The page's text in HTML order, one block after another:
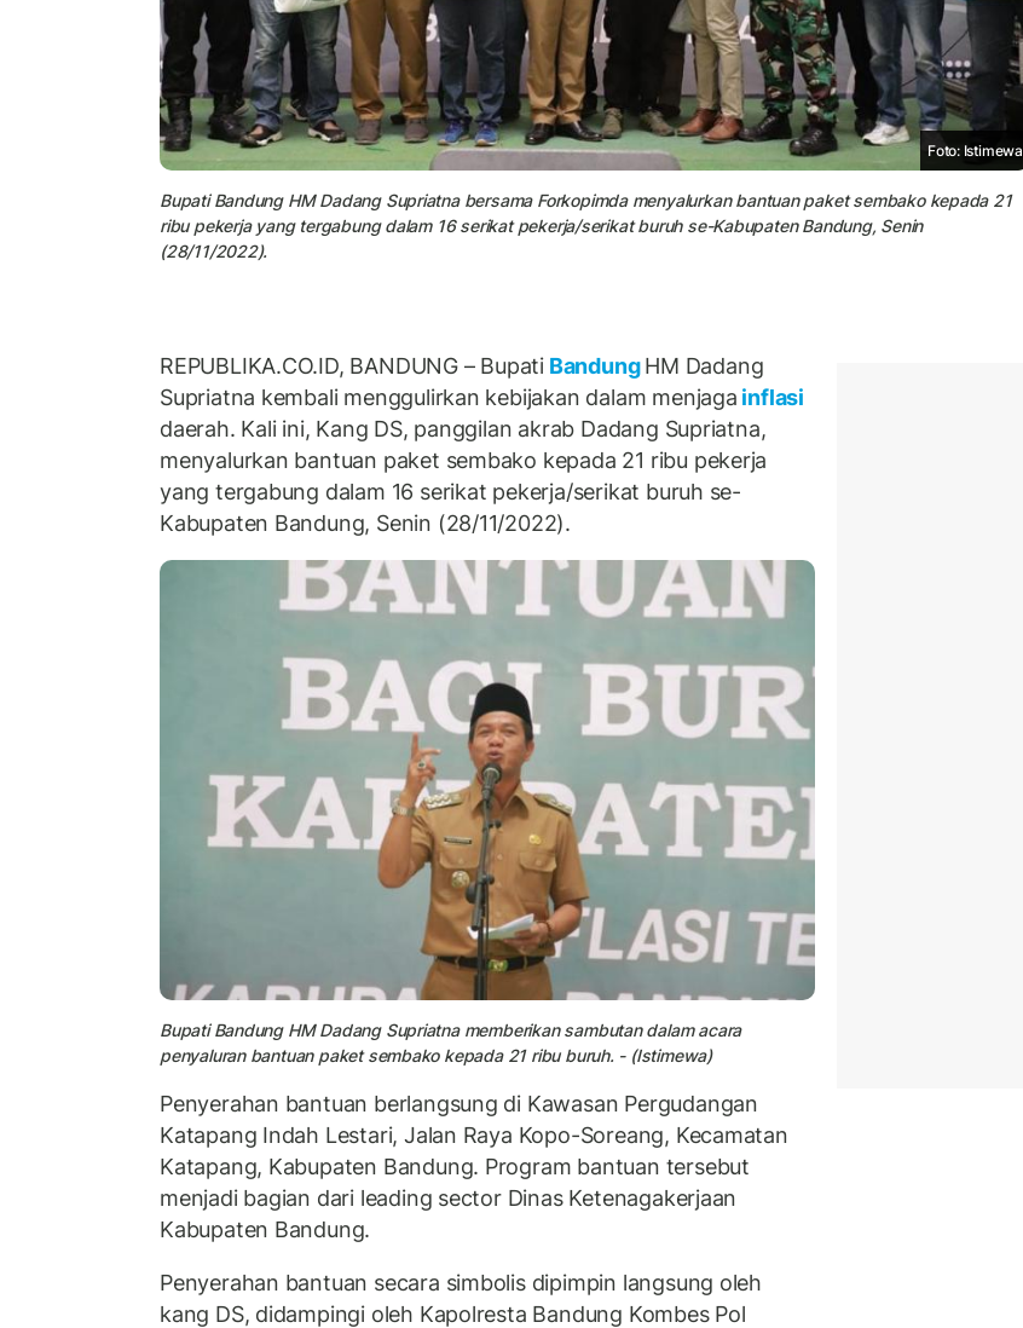
Foto: Istimewa
Bupati Bandung HM Dadang Supriatna bersama Forkopimda menyalurkan bantuan paket sembako kepada 21
ribu pekerja yang tergabung dalam 16 serikat pekerja/serikat buruh se-Kabupaten Bandung, Senin
(28/11/2022).
REPUBLIKA.CO.ID, BANDUNG – Bupati BandungHM Dadang
Supriatna kembali menggulirkan kebijakan dalam menjaga inflasi
daerah. Kali ini, Kang DS, panggilan akrab Dadang Supriatna,
menyalurkan bantuan paket sembako kepada 21 ribu pekerja
yang tergabung dalam 16 serikat pekerja/serikat buruh se-
Kabupaten Bandung, Senin (28/11/2022).
Bupati Bandung HM Dadang Supriatna memberikan sambutan dalam acara
penyaluran bantuan paket sembako kepada 21 ribu buruh. - (Istimewa)
Penyerahan bantuan berlangsung di Kawasan Pergudangan
Katapang Indah Lestari, Jalan Raya Kopo-Soreang, Kecamatan
Katapang, Kabupaten Bandung. Program bantuan tersebut
menjadi bagian dari leading sector Dinas Ketenagakerjaan
Kabupaten Bandung.
Penyerahan bantuan secara simbolis dipimpin langsung oleh
kang DS, didampingi oleh Kapolresta Bandung Kombes Pol